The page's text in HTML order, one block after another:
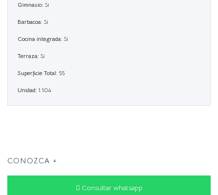
Gimnasio: Si
Barbacoa: Si
Cocina integrada: Si
Terraza: Si
Superficie Total: 55
Unidad: 1.104
CONOZCA +
Consultar whatsapp